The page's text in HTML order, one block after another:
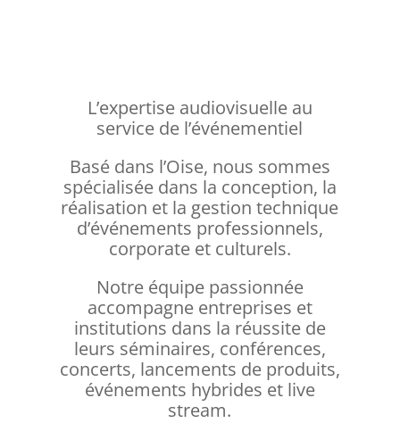
L’expertise audiovisuelle au
service de l’événementiel
Basé dans l’Oise, nous sommes
spécialisée dans la conception, la
réalisation et la gestion technique
d’événements professionnels,
corporate et culturels.
Notre équipe passionnée
accompagne entreprises et
institutions dans la réussite de
leurs séminaires, conférences,
concerts, lancements de produits,
événements hybrides et live
stream.